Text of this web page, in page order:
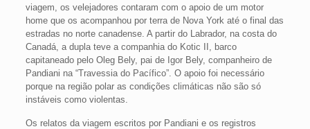
viagem, os velejadores contaram com o apoio de um motor
home que os acompanhou por terra de Nova York até o final das
estradas no norte canadense. A partir do Labrador, na costa do
Canadá, a dupla teve a companhia do Kotic II, barco
capitaneado pelo Oleg Bely, pai de Igor Bely, companheiro de
Pandiani na “Travessia do Pacífico”. O apoio foi necessário
porque na região polar as condições climáticas não são só
instáveis como violentas.
Os relatos da viagem escritos por Pandiani e os registros